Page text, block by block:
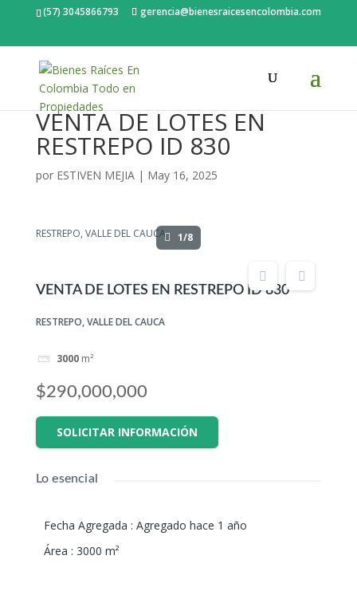
(57) 3045866793 gerencia@bienesraicesencolombia.com
VENTA DE LOTES EN
RESTREPO ID 830
por ESTIVEN MEJIA| May 16, 2025
RESTREPO, VALLE DEL CAUCA 1/8
VENTA DE LOTES EN RESTREPO ID 830
RESTREPO, VALLE DEL CAUCA
3000 m²
$290,000,000
SOLICITAR INFORMACIÓN
Lo esencial
Fecha Agregada : Agregado hace 1 año
Área : 3000 m²